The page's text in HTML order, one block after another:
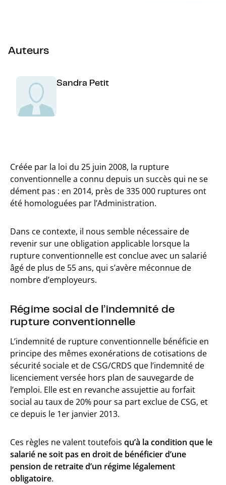
Auteurs
Sandra Petit
Créée par la loi du 25 juin 2008, la rupture
conventionnelle a connu depuis un succès qui ne se
dément pas : en 2014, près de 335 000 ruptures ont
été homologuées par l’Administration.
Dans ce contexte, il nous semble nécessaire de
revenir sur une obligation applicable lorsque la
rupture conventionnelle est conclue avec un salarié
âgé de plus de 55 ans, qui s’avère méconnue de
nombre d’employeurs.
Régime social de l’indemnité de
rupture conventionnelle
L’indemnité de rupture conventionnelle bénéficie en
principe des mêmes exonérations de cotisations de
sécurité sociale et de CSG/CRDS que l’indemnité de
licenciement versée hors plan de sauvegarde de
l’emploi. Elle est en revanche assujettie au forfait
social au taux de 20% pour sa part exclue de CSG, et
ce depuis le 1er janvier 2013.
Ces règles ne valent toutefois qu’à la condition que le
salarié ne soit pas en droit de bénéficier d’une
pension de retraite d’un régime légalement
obligatoire.